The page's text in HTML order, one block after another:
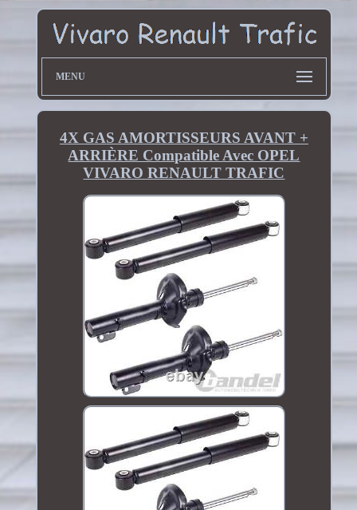
MENU
4X GAS AMORTISSEURS AVANT +
ARRIÈRE Compatible Avec OPEL
VIVARO RENAULT TRAFIC